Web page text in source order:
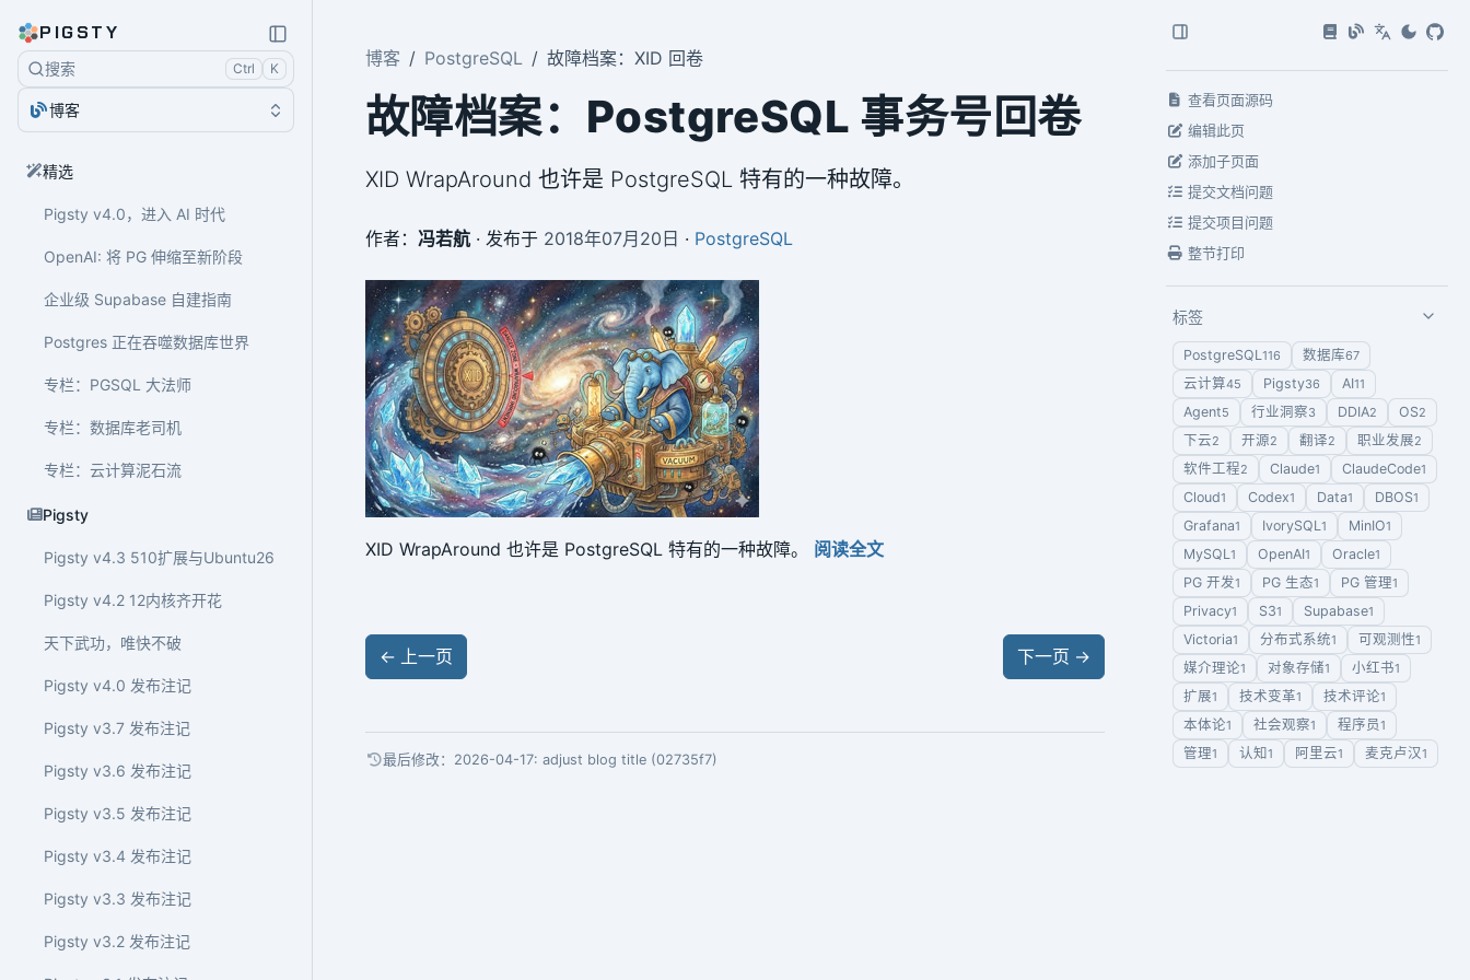
PIGSTY
搜索 Ctrl K
博客
精选
Pigsty v4.0，进入 AI 时代
OpenAI: 将 PG 伸缩至新阶段
企业级 Supabase 自建指南
Postgres 正在吞噬数据库世界
专栏：PGSQL 大法师
专栏：数据库老司机
专栏：云计算泥石流
Pigsty
Pigsty v4.3 510扩展与Ubuntu26
Pigsty v4.2 12内核齐开花
天下武功，唯快不破
Pigsty v4.0 发布注记
Pigsty v3.7 发布注记
Pigsty v3.6 发布注记
Pigsty v3.5 发布注记
Pigsty v3.4 发布注记
Pigsty v3.3 发布注记
Pigsty v3.2 发布注记
博客 PostgreSQL 故障档案：XID 回卷
故障档案：PostgreSQL 事务号回卷
XID WrapAround 也许是 PostgreSQL 特有的一种故障。
作者： 冯若航 · 发布于 2018年07月20日 · PostgreSQL
XID WrapAround 也许是 PostgreSQL 特有的一种故障。 阅读全文
← 上一页 下一页 →
最后修改：2026-04-17: adjust blog title (02735f7)
查看页面源码
编辑此页
添加子页面
提交文档问题
提交项目问题
整节打印
标签
PostgreSQL116 数据库67
云计算45 Pigsty36 AI11
Agent5 行业洞察3 DDIA2 OS2
下云2 开源2 翻译2 职业发展2
软件工程2 Claude1 ClaudeCode1
Cloud1 Codex1 Data1 DBOS1
Grafana1 IvorySQL1 MinIO1
MySQL1 OpenAI1 Oracle1
PG 开发1 PG 生态1 PG 管理1
Privacy1 S31 Supabase1
Victoria1 分布式系统1 可观测性1
媒介理论1 对象存储1 小红书1
扩展1 技术变革1 技术评论1
本体论1 社会观察1 程序员1
管理1 认知1 阿里云1 麦克卢汉1